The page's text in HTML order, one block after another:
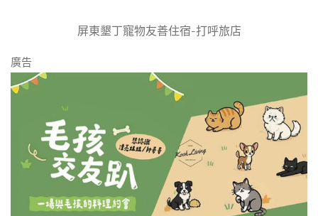
屏東墾丁寵物友善住宿-打呼旅店
廣告